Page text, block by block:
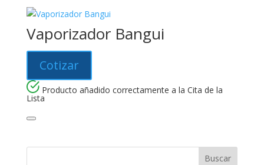
Vaporizador Bangui
Cotizar
Producto añadido correctamente a la Cita de la
Lista
Buscar